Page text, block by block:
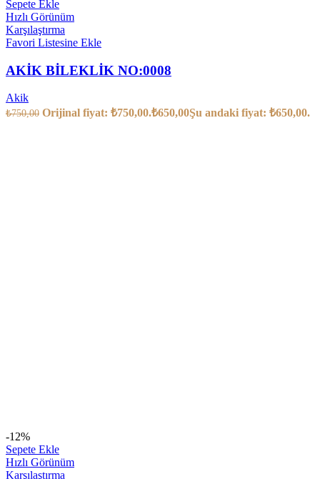
Sepete Ekle
Hızlı Görünüm
Karşılaştırma
Favori Listesine Ekle
AKİK BİLEKLİK NO:0008
Akik
₺750,00 Orijinal fiyat: ₺750,00.₺650,00Şu andaki fiyat: ₺650,00.
-12%
Sepete Ekle
Hızlı Görünüm
Karşılaştırma